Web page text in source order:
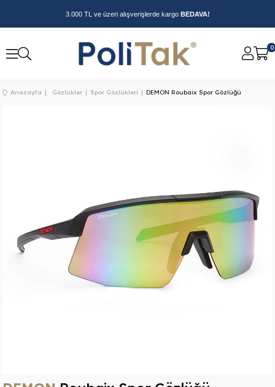
3.000 TL ve üzeri alışverişlerde kargo BEDAVA!
0
Anasayfa Gözlükler Spor Gözlükleri DEMON Roubaix Spor Gözlüğü